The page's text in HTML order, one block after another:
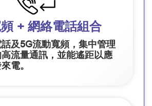
+ 網絡電話組合
及5G流動寬頻，集中管理
流量通訊，並能遙距以應
電。